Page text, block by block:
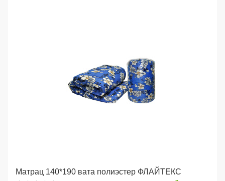
Матрац 140*190 вата полиэстер ФЛАЙТЕКС